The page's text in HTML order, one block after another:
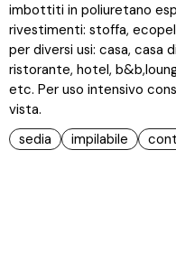
imbottiti in poliuretano
rivestimenti: stoffa,
per diversi usi: casa, casa
ristorante, hotel,
etc. Per uso intensivo
vista.
sedia
impilabile